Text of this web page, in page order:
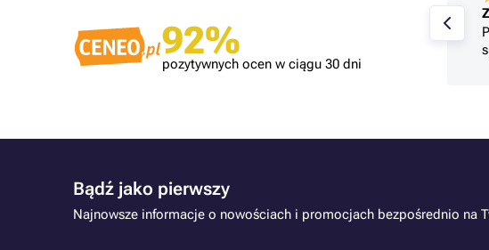
92%
pozytywnych ocen w ciągu 30 dni
Szybko, sprawnie ?
Bądź jako pierwszy
Najnowsze informacje o nowościach i promocjach bezpośrednio na